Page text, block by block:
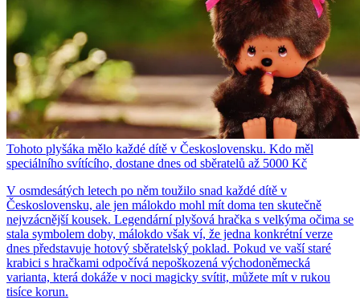
Tohoto plyšáka mělo každé dítě v Československu. Kdo měl
speciálního svítícího, dostane dnes od sběratelů až 5000 Kč
V osmdesátých letech po něm toužilo snad každé dítě v
Československu, ale jen málokdo mohl mít doma ten skutečně
nejvzácnější kousek. Legendární plyšová hračka s velkýma očima se
stala symbolem doby, málokdo však ví, že jedna konkrétní verze
dnes představuje hotový sběratelský poklad. Pokud ve vaší staré
krabici s hračkami odpočívá nepoškozená východoněmecká
varianta, která dokáže v noci magicky svítit, můžete mít v rukou
tisíce korun.